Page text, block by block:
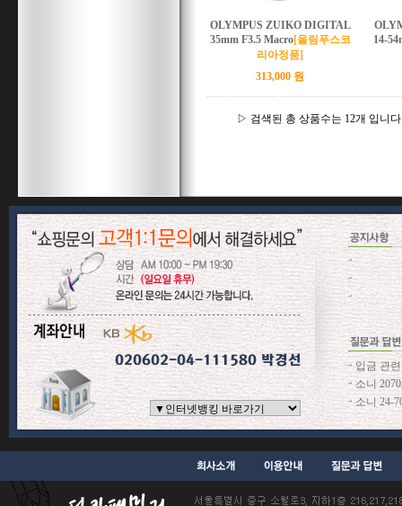
OLYMPUS ZUIKO DIGITAL
35mm F3.5 Macro[올림푸스코
리아정품]
313,000 원
14-
▷ 검색된 총 상품수는 12개 입니
입금 관련
소니
소니 24-